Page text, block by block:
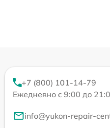
+7 (800) 101-14-79
Ежедневно с 9:00 до
info@yukon-repair-